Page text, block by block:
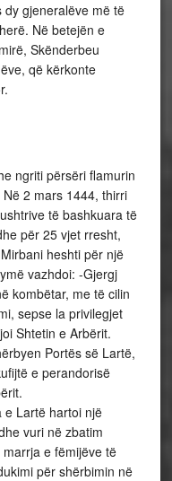
gjeneralëve më të
Në betejën e
Skënderbeu
që kërkonte
ngriti përsëri flamurin
2 mars 1444, thirri
të bashkuara të
për 25 vjet rresht,
heshti për një
vazhdoi: -Gjergj
kombëtar, me të cilin
sepse la privilegjet
Shtetin e Arbërit.
Portës së Lartë,
e perandorisë
e Lartë hartoi një
vuri në zbatim
e fëmijëve të
për shërbimin në